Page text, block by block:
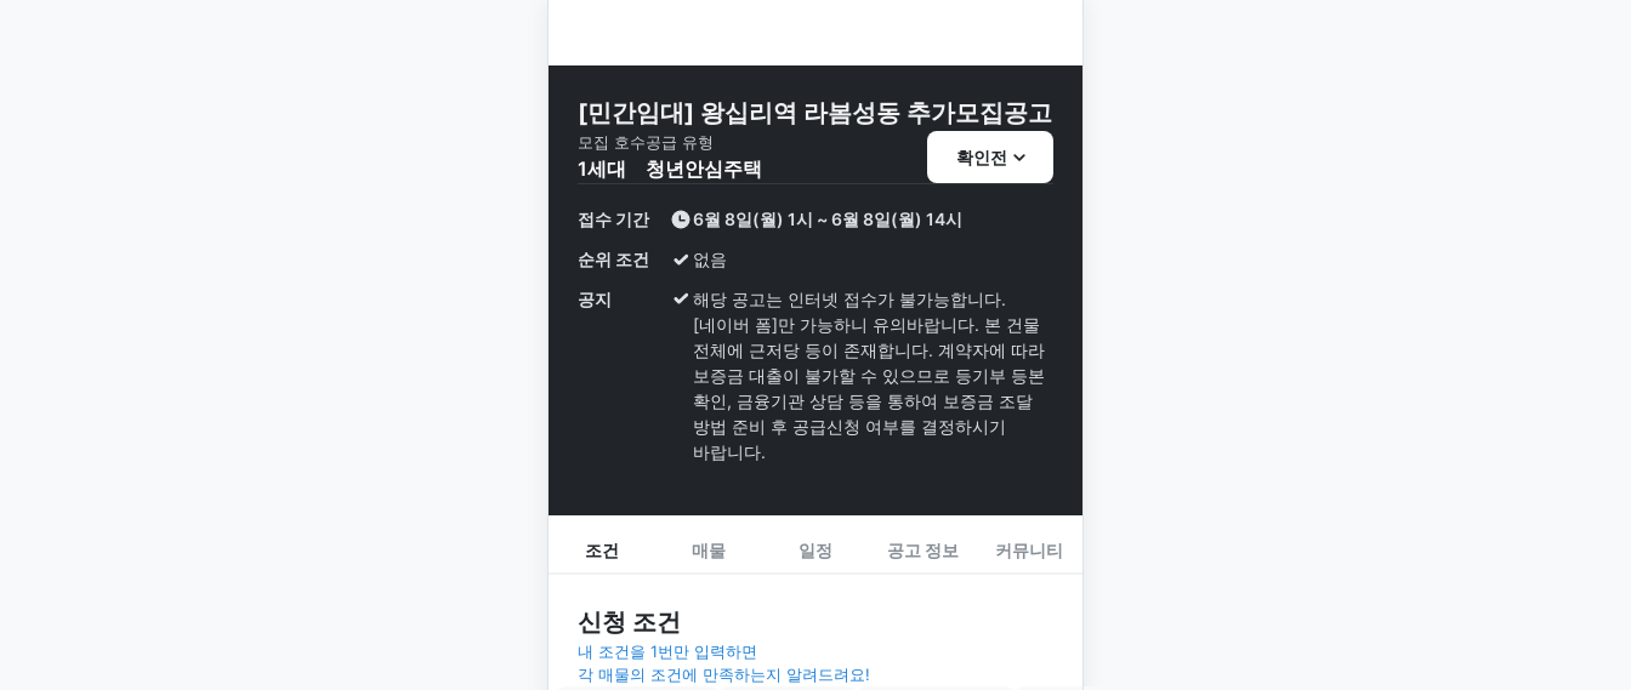
[민간임대] 왕십리역 라봄성동 추가모집공고
모집 호수
1세대
공급 유형
청년안심주택 확인전
접수 기간
6월 8일(월) 1시 ~ 6월 8일(월) 14시
순위 조건
없음
공지
해당 공고는 인터넷 접수가 불가능합니다.
[네이버 폼]만 가능하니 유의바랍니다. 본 건물
전체에 근저당 등이 존재합니다. 계약자에 따라
보증금 대출이 불가할 수 있으므로 등기부 등본
확인, 금융기관 상담 등을 통하여 보증금 조달
방법 준비 후 공급신청 여부를 결정하시기
바랍니다.
조건 매물 일정 공고 정보 커뮤니티
신청 조건
내 조건을 1번만 입력하면
각 매물의 조건에 만족하는지 알려드려요!